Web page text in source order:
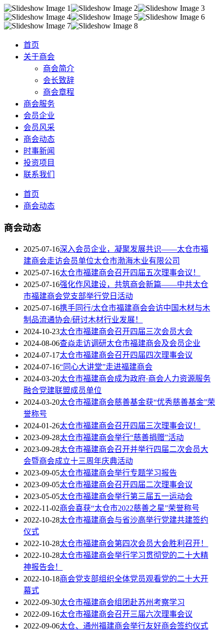
首页
关于商会
商会简介
会长致辞
商会章程
商会服务
会员企业
会员风采
商会动态
时事新闻
投资项目
联系我们
首页
商会动态
商会动态
2025-07-16深入会员企业，凝聚发展共识——太仓市福
建商会走访会员单位太仓市渤海木业有限公司
2025-07-16太仓市福建商会召开四届五次理事会议！
2025-07-16强化作风建设，共筑商会新篇——中共太仓
市福建商会党支部举行党日活动
2025-07-16携手同行/太仓市福建商会会访中国木材与木
制品流通协会/研讨木材行业发展！
2024-10-23太仓市福建商会召开四届三次会员大会
2024-08-06查焱走访调研太仓市福建商会及会员企业
2024-07-17太仓市福建商会召开四届四次理事会议
2024-07-16“同心大讲堂”走进福建商会
2024-03-20太仓市福建商会成为政府·商会人力资源服务
融合党建联盟成员单位
2024-03-20太仓市福建商会慈善基金获“优秀慈善基金”荣
誉称号
2024-01-26太仓市福建商会召开四届三次理事会议！
2023-09-28太仓市福建商会举行“慈善捐赠”活动
2023-09-28太仓市福建商会召开并举行四届二次会员大
会暨商会成立十三周年庆典活动
2023-09-05太仓市福建商会举行专题学习报告
2023-09-05太仓市福建商会召开四届二次理事会议
2023-05-05太仓市福建商会举行第三届五一运动会
2022-11-02商会喜获“太仓市2022慈善之星”荣誉称号
2022-10-28太仓市福建商会与省沙高举行党建共建签约
仪式
2022-10-28太仓市福建商会第四次会员大会胜利召开！
2022-10-28太仓市福建商会举行学习贯彻党的二十大精
神报告会！
2022-10-18商会党支部组织全体党员观看党的二十大开
幕式
2022-09-30太仓市福建商会组团赴苏州考察学习
2022-09-16太仓市福建商会召开三届六次理事会议
2022-09-06太仓、通州福建商会举行友好商会签约仪式